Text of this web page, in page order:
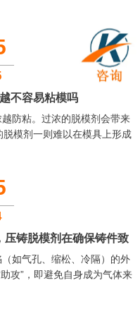
可选择性价比更高的产品。
性高、残留物少、环保型的
（TGA曲线、固含量等）。
品后，务必进行小批量试生
不容易粘模吗
防粘。过浓的脱模剂会带来
模剂一则难以在模具上形成
压铸脱模剂在确保铸件致
的角色？
如气孔、缩松、冷隔）的外
攻”，即避免自身成为气体来